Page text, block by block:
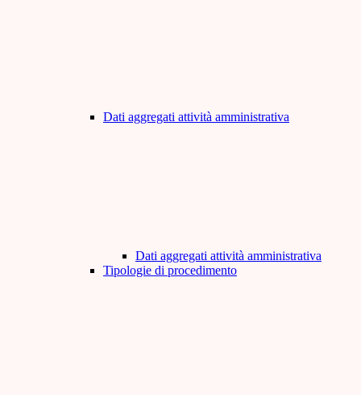
Dati aggregati attività amministrativa
Dati aggregati attività amministrativa
Tipologie di procedimento